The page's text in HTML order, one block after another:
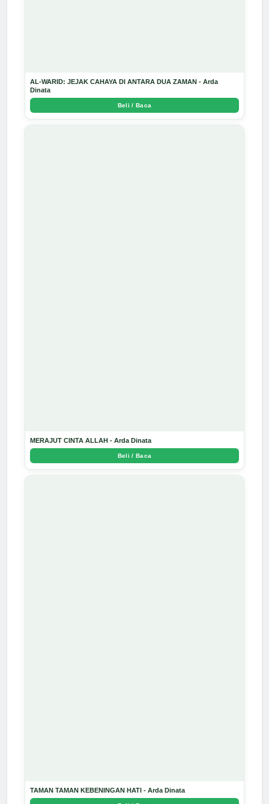
AL-WARID: JEJAK CAHAYA DI ANTARA DUA ZAMAN - Arda
Dinata
Beli / Baca
MERAJUT CINTA ALLAH - Arda Dinata
Beli / Baca
TAMAN TAMAN KEBENINGAN HATI - Arda Dinata